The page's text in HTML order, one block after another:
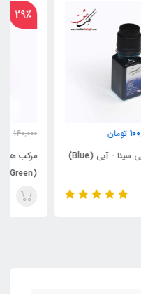
140,000
100,000
مرکب هنرجویی سینا - سبز